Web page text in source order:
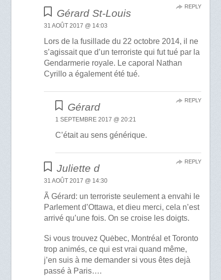
Gérard St-Louis
31 AOÛT 2017 @ 14:03
Lors de la fusillade du 22 octobre 2014, il ne
s’agissait que d’un terroriste qui fut tué par la
Gendarmerie royale. Le caporal Nathan
Cyrillo a également été tué.
REPLY
Gérard
1 SEPTEMBRE 2017 @ 20:21
C’était au sens générique.
REPLY
Juliette d
31 AOÛT 2017 @ 14:30
Ã Gérard: un terroriste seulement a envahi le
Parlement d’Ottawa, et dieu merci, cela n’est
arrivé qu’une fois. On se croise les doigts.
Si vous trouvez Quėbec, Montréal et Toronto
trop animés, ce qui est vrai quand même,
j’en suis à me demander si vous êtes dejà
passé à Paris….
REPLY